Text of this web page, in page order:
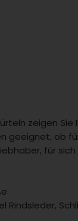
zeigen Sie
geeignet, ob
für
Rindsleder,